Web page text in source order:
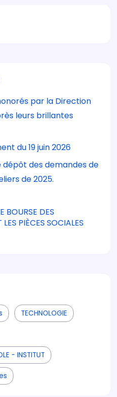
par la Direction
leurs brillantes
du 19 juin 2026
dépôt des demandes de
de 2025.
BOURSE DES
PIÈCES SOCIALES
TECHNOLOGIE
- INSTITUT